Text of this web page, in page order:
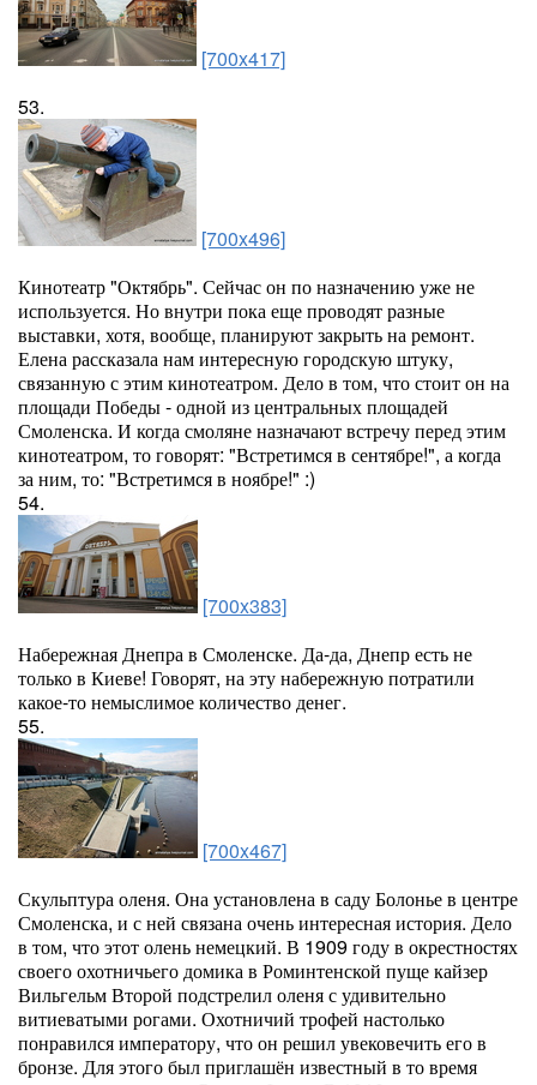
[700x417]
53.
[700x496]
Кинотеатр "Октябрь". Сейчас он по назначению уже не
используется. Но внутри пока еще проводят разные
выставки, хотя, вообще, планируют закрыть на ремонт.
Елена рассказала нам интересную городскую штуку,
связанную с этим кинотеатром. Дело в том, что стоит он на
площади Победы - одной из центральных площадей
Смоленска. И когда смоляне назначают встречу перед этим
кинотеатром, то говорят: "Встретимся в сентябре!", а когда
за ним, то: "Встретимся в ноябре!" :)
54.
[700x383]
Набережная Днепра в Смоленске. Да-да, Днепр есть не
только в Киеве! Говорят, на эту набережную потратили
какое-то немыслимое количество денег.
55.
[700x467]
Скульптура оленя. Она установлена в саду Болонье в центре
Смоленска, и с ней связана очень интересная история. Дело
в том, что этот олень немецкий. В 1909 году в окрестностях
своего охотничьего домика в Роминтенской пуще кайзер
Вильгельм Второй подстрелил оленя с удивительно
витиеватыми рогами. Охотничий трофей настолько
понравился императору, что он решил увековечить его в
бронзе. Для этого был приглашён известный в то время